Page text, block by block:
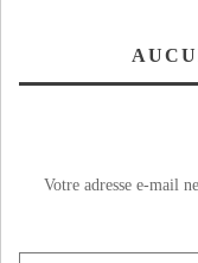
Votre adresse e-mail